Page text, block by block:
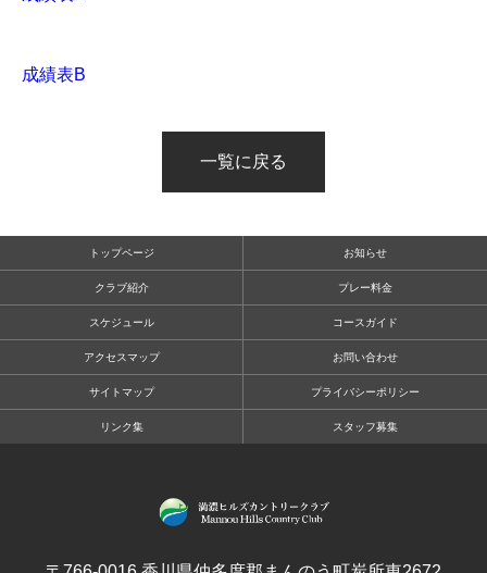
成績表B
一覧に戻る
トップページ お知らせ
クラブ紹介 プレー料金
スケジュール コースガイド
アクセスマップ お問い合わせ
サイトマップ プライバシーポリシー
リンク集 スタッフ募集